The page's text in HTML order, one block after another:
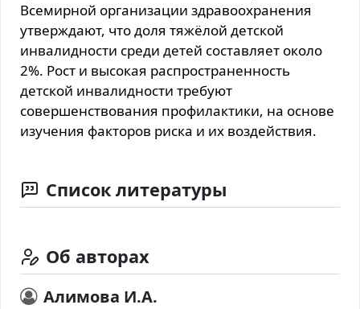
Всемирной организации здравоохранения
утверждают, что доля тяжёлой детской
инвалидности среди детей составляет около
2%. Рост и высокая распространенность
детской инвалидности требуют
совершенствования профилактики, на основе
изучения факторов риска и их воздействия.
Список литературы
Об авторах
Алимова И.А.